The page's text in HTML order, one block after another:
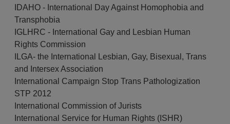
IDAHO - International Day Against Homophobia and
Transphobia
IGLHRC - International Gay and Lesbian Human
Rights Commission
ILGA- the International Lesbian, Gay, Bisexual, Trans
and Intersex Association
International Campaign Stop Trans Pathologization
STP 2012
International Commission of Jurists
International Service for Human Rights (ISHR)